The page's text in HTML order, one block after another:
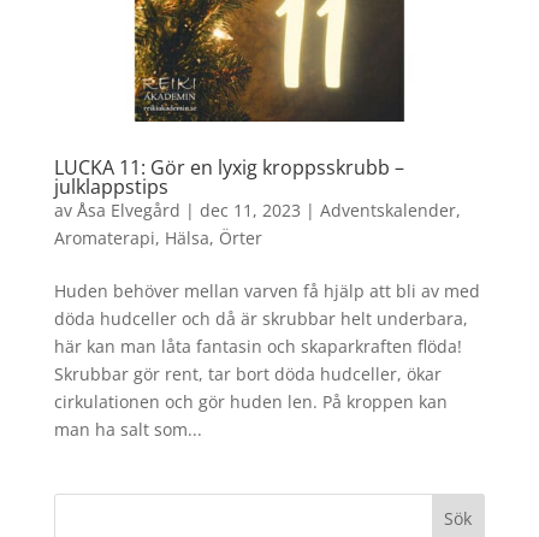
LUCKA 11: Gör en lyxig kroppsskrubb –
julklappstips
av Åsa Elvegård | dec 11, 2023 | Adventskalender,
Aromaterapi, Hälsa, Örter
Huden behöver mellan varven få hjälp att bli av med
döda hudceller och då är skrubbar helt underbara,
här kan man låta fantasin och skaparkraften flöda!
Skrubbar gör rent, tar bort döda hudceller, ökar
cirkulationen och gör huden len. På kroppen kan
man ha salt som...